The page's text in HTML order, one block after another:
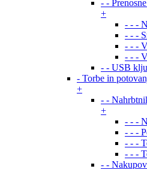
- -
+
- - -
- - -
- - -
- - -
- - USB
- Torbe in
+
- -
+
- - -
- - -
- - -
- - -
- -